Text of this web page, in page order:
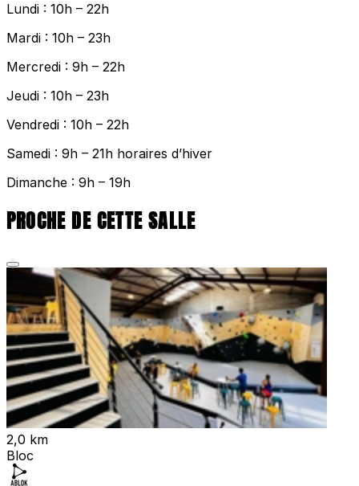
Lundi : 10h – 22h
Mardi : 10h – 23h
Mercredi : 9h – 22h
Jeudi : 10h – 23h
Vendredi : 10h – 22h
Samedi : 9h – 21h horaires d’hiver
Dimanche : 9h – 19h
PROCHE DE CETTE SALLE
2,0 km
Bloc